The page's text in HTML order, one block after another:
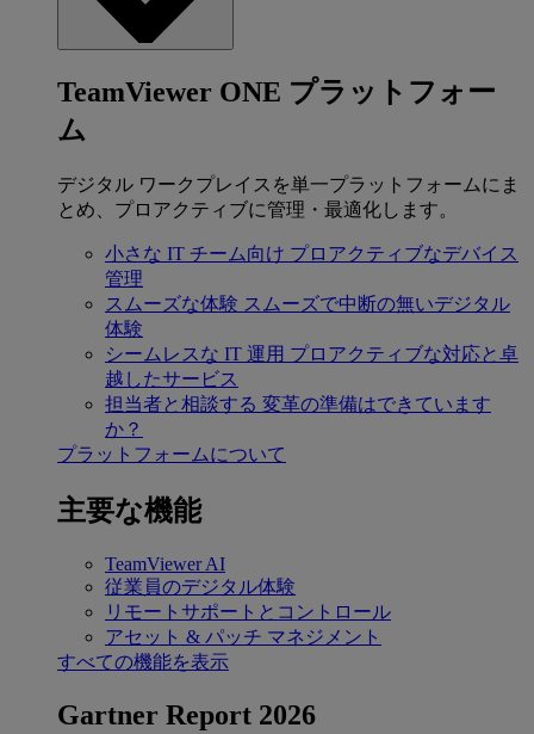
TeamViewer ONE プラットフォー
ム
デジタル ワークプレイスを単一プラットフォームにま
とめ、プロアクティブに管理・最適化します。
小さな IT チーム向け プロアクティブなデバイス
管理
スムーズな体験 スムーズで中断の無いデジタル
体験
シームレスな IT 運用 プロアクティブな対応と卓
越したサービス
担当者と相談する 変革の準備はできています
か？
プラットフォームについて
主要な機能
TeamViewer AI
従業員のデジタル体験
リモートサポートとコントロール
アセット & パッチ マネジメント
すべての機能を表示
Gartner Report 2026